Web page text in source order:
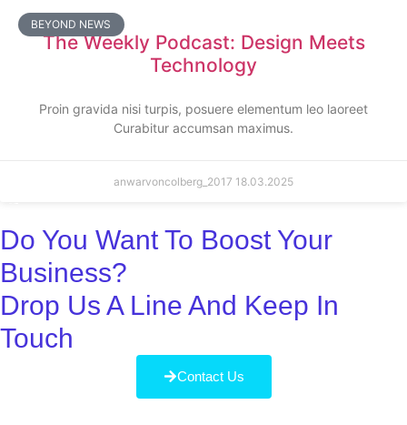
BEYOND NEWS
The Weekly Podcast: Design Meets
Technology
Proin gravida nisi turpis, posuere elementum leo laoreet
Curabitur accumsan maximus.
anwarvoncolberg_2017 18.03.2025
Do You Want To Boost Your
Business?
Drop Us A Line And Keep In
Touch
Contact Us